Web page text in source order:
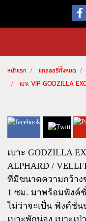
หน้าแรก แกลลอรี่ทั้งหมด
เบาะ VIP GODZILLA
เบาะ GODZILLA
ALPHARD /
ที่มีขนาดความกว้าง
1 ซม. มาพร้อมฟังค์
ไม่ว่าจะเป็น ฟังค์ชั่
เบาะพักน่อง เบาะเ